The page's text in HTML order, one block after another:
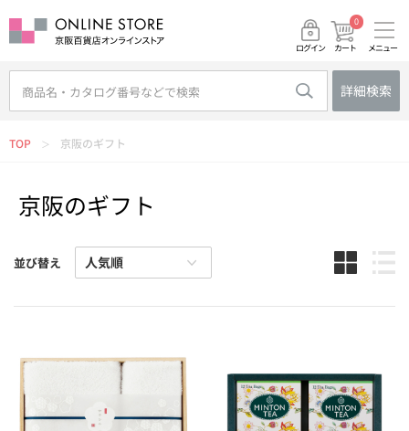
ログイン カート
0
メニュー
詳細検索
TOP ＞ 京阪のギフト
京阪のギフト
並び替え